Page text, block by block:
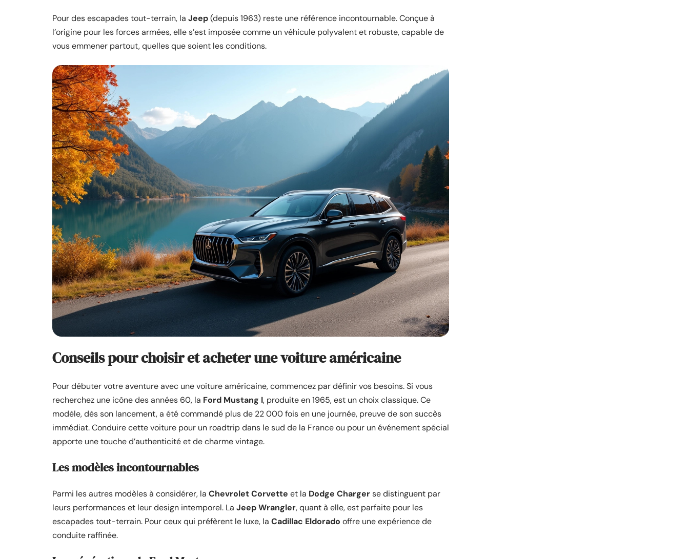
Pour des escapades tout-terrain, la Jeep(depuis 1963) reste une référence incontournable. Conçue à
l’origine pour les forces armées, elle s’est imposée comme un véhicule polyvalent et robuste, capable de
vous emmener partout, quelles que soient les conditions.
Conseils pour choisir et acheter une voiture américaine
Pour débuter votre aventure avec une voiture américaine, commencez par définir vos besoins. Si vous
recherchez une icône des années 60, la Ford Mustang I, produite en 1965, est un choix classique. Ce
modèle, dès son lancement, a été commandé plus de 22 000 fois en une journée, preuve de son succès
immédiat. Conduire cette voiture pour un roadtrip dans le sud de la France ou pour un événement spécial
apporte une touche d’authenticité et de charme vintage.
Les modèles incontournables
Parmi les autres modèles à considérer, la Chevrolet Corvette et la Dodge Chargerse distinguent par
leurs performances et leur design intemporel. La Jeep Wrangler, quant à elle, est parfaite pour les
escapades tout-terrain. Pour ceux qui préfèrent le luxe, la Cadillac Eldorado offre une expérience de
conduite raffinée.